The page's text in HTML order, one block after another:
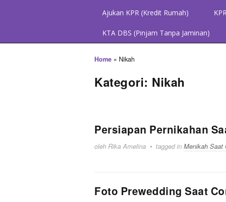
Ajukan KPR (Kredit Rumah)
KTA DBS (Pinjam Tanpa Jaminan)
Home » Nikah
Kategori: Nikah
Persiapan Pernikahan
oleh Rika Amelina tagged in Menikah Saat
Foto Prewedding Saat